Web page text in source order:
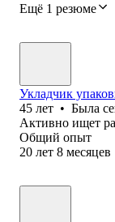
Ещё 1 резюме
Укладчик
45 лет • Была
Активно ищет
Общий опыт
20 лет 8 месяцев